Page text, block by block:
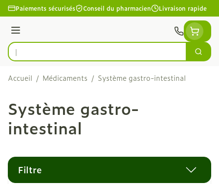
Aller au contenu
Paiements sécurisés Conseil du pharmacien Livraison rapide
Menu
Rechercher
Accueil / Médicaments / Système gastro-intestinal
Système gastro-
intestinal
Filtre